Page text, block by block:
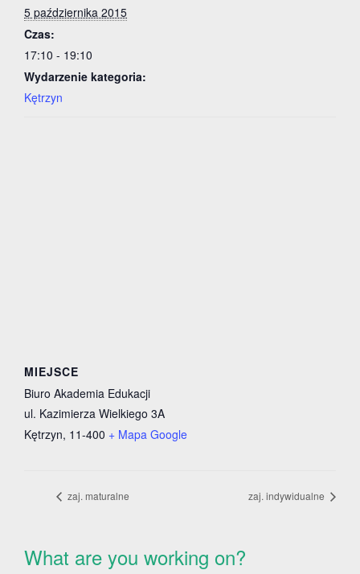
5 października 2015
Czas:
17:10 - 19:10
Wydarzenie kategoria:
Kętrzyn
MIEJSCE
Biuro Akademia Edukacji
ul. Kazimierza Wielkiego 3A
Kętrzyn, 11-400 + Mapa Google
zaj. maturalne zaj. indywidualne
What are you working on?